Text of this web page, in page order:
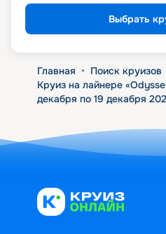
Выбрать
Главная • Поиск круизов
Круиз на лайнере
декабря по 19 декабря